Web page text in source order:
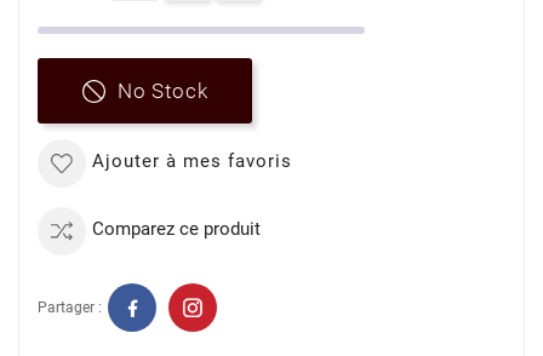
No Stock
Ajouter à mes favoris
Comparez ce produit
Partager :